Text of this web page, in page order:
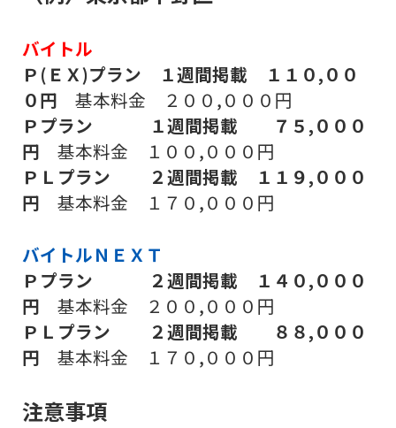
バイトル
Ｐ(ＥＸ)プラン １週間掲載 １１０,００
０円 基本料金 ２００,０００円
Ｐプラン １週間掲載 ７５,０００
円 基本料金 １００,０００円
ＰＬプラン ２週間掲載
１１９,０００
円 基本料金 １７０,０００円
バイトルＮＥＸＴ
Ｐプラン ２週間掲載
１４０,０００
円 基本料金 ２００,０００円
ＰＬプラン ２週間掲載 ８８,０００
円 基本料金 １７０,０００円
注意事項